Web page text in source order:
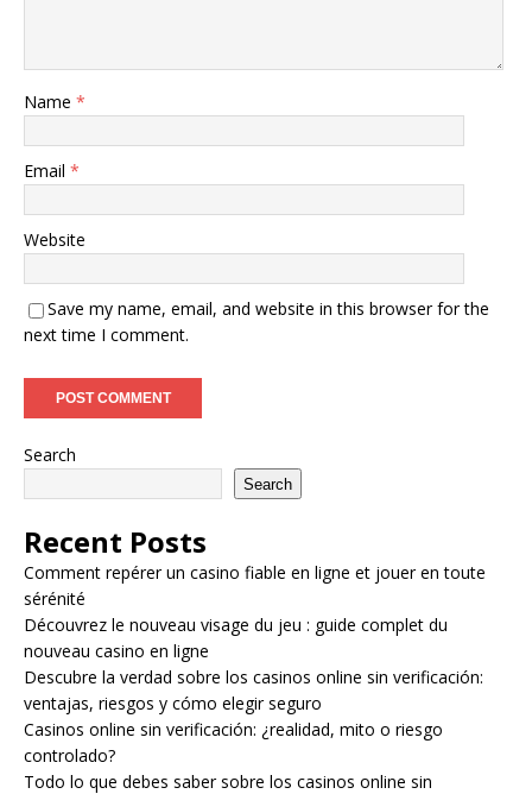
Name *
Email *
Website
Save my name, email, and website in this browser for the
next time I comment.
Search
Search
Recent Posts
Comment repérer un casino fiable en ligne et jouer en toute
sérénité
Découvrez le nouveau visage du jeu : guide complet du
nouveau casino en ligne
Descubre la verdad sobre los casinos online sin verificación:
ventajas, riesgos y cómo elegir seguro
Casinos online sin verificación: ¿realidad, mito o riesgo
controlado?
Todo lo que debes saber sobre los casinos online sin